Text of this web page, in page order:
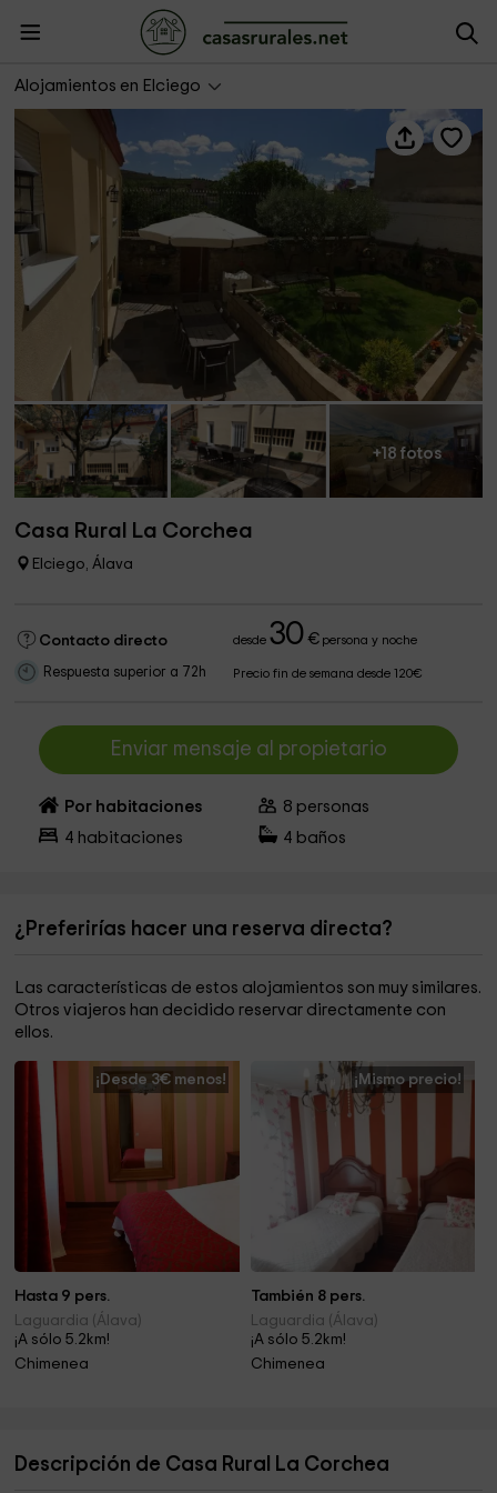
Alojamientos en Elciego
Casa Rural La Corchea
+18 fotos
Casa Rural La Corchea
Elciego, Álava
Contacto directo desde30 €persona y noche
Respuesta superior a 72h Precio fin de semana desde 120€
Enviar mensaje al propietario
Por habitaciones 8 personas
4 habitaciones 4 baños
¿Preferirías hacer una reserva directa?
Las características de estos alojamientos son muy similares.
Otros viajeros han decidido reservar directamente con
ellos.
¡Desde 3€ menos!
Hasta 9 pers.
Laguardia (Álava)
¡A sólo 5.2km!
Chimenea
¡Mismo precio!
También 8 pers.
Laguardia (Álava)
¡A sólo 5.2km!
Chimenea
Descripción de Casa Rural La Corchea